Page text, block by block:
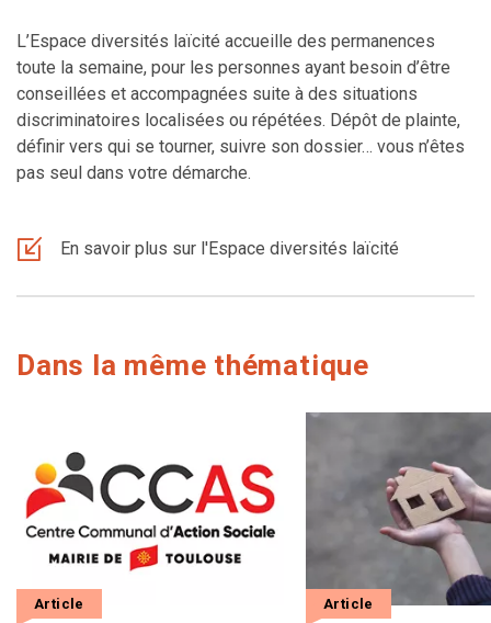
L’Espace diversités laïcité accueille des permanences
toute la semaine, pour les personnes ayant besoin d’être
conseillées et accompagnées suite à des situations
discriminatoires localisées ou répétées. Dépôt de plainte,
définir vers qui se tourner, suivre son dossier… vous n’êtes
pas seul dans votre démarche.
En savoir plus sur l'Espace diversités laïcité
Dans la même thématique
Article Article